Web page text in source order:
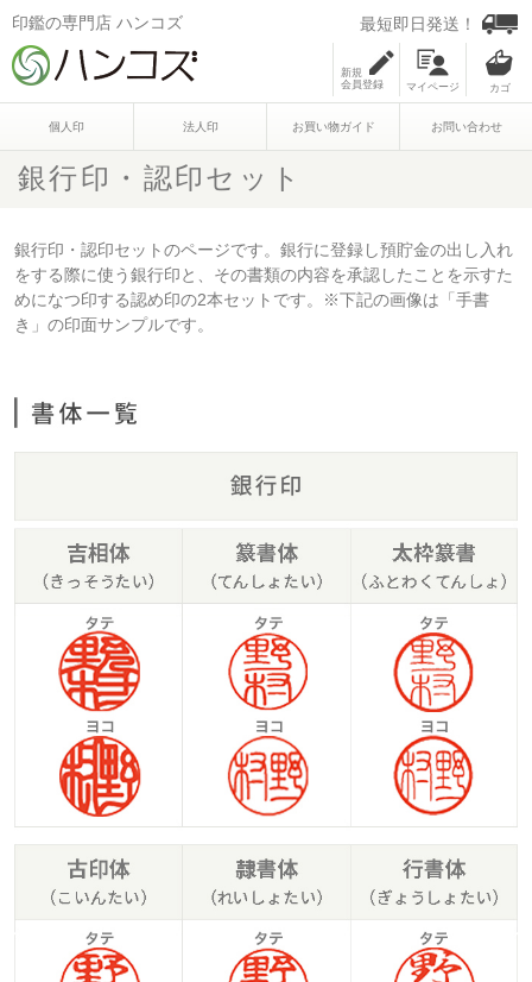
印鑑の専門店 ハンコズ 最短即日発送！
新規
会員登録
マイページ
個人印 法人印 お買い物ガイド お問い合わせ
銀行印・認印セット
銀行印・認印セットのページです。銀行に登録し預貯金の出し入れ
をする際に使う銀行印と、その書類の内容を承認したことを示すた
めになつ印する認め印の2本セットです。※下記の画像は「手書
き」の印面サンプルです。